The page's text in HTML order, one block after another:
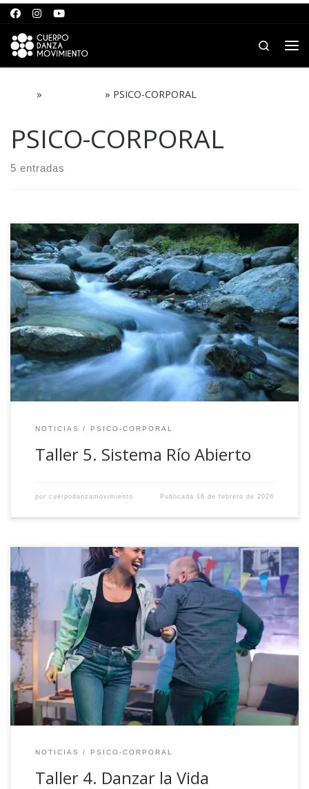
Saltar al contenido
Search
» » PSICO-CORPORAL
PSICO-CORPORAL
5 entradas
NOTICIAS PSICO-CORPORAL
Taller 5. Sistema Río Abierto
por cuerpodanzamovimiento Publicada 16 de febrero de 2026
NOTICIAS PSICO-CORPORAL
Taller 4. Danzar la Vida